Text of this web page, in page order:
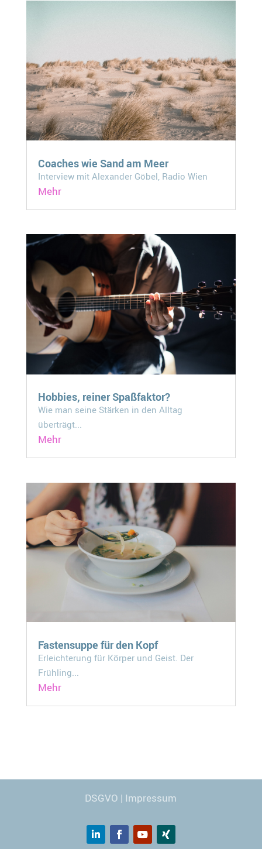
Coaches wie Sand am Meer
Interview mit Alexander Göbel, Radio Wien
Mehr
Hobbies, reiner Spaßfaktor?
Wie man seine Stärken in den Alltag
überträgt...
Mehr
Fastensuppe für den Kopf
Erleichterung für Körper und Geist. Der
Frühling...
Mehr
DSGVO | Impressum